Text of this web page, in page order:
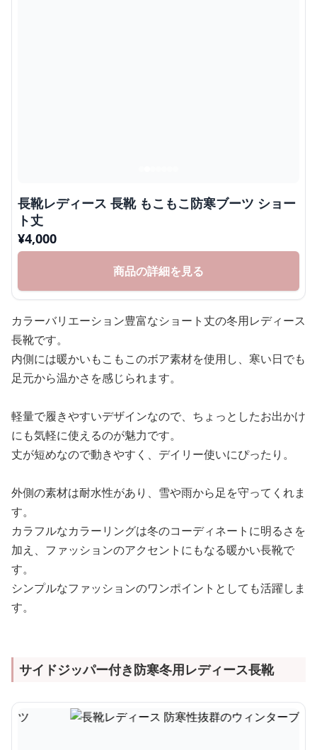
長靴レディース 長靴 もこもこ防寒ブーツ ショー
ト丈
¥4,000
商品の詳細を見る
カラーバリエーション豊富なショート丈の冬用レディース
長靴です。
内側には暖かいもこもこのボア素材を使用し、寒い日でも
足元から温かさを感じられます。
軽量で履きやすいデザインなので、ちょっとしたお出かけ
にも気軽に使えるのが魅力です。
丈が短めなので動きやすく、デイリー使いにぴったり。
外側の素材は耐水性があり、雪や雨から足を守ってくれま
す。
カラフルなカラーリングは冬のコーディネートに明るさを
加え、ファッションのアクセントにもなる暖かい長靴で
す。
シンプルなファッションのワンポイントとしても活躍しま
す。
サイドジッパー付き防寒冬用レディース長靴